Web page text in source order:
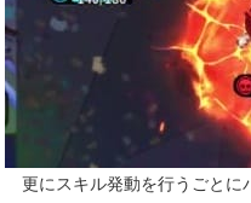
更にスキル発動を行うごとに